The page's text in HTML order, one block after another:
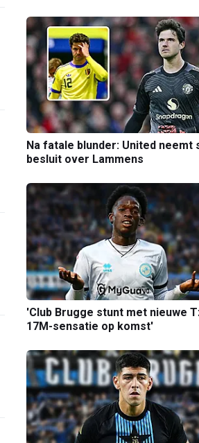
Na fatale blunder: United neemt
besluit over Lammens
'Club Brugge stunt met nieuwe
17M-sensatie op komst'